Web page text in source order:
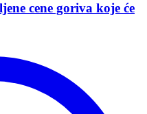
cene goriva koje će